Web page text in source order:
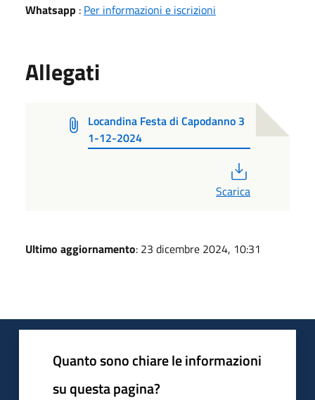
Whatsapp : Per informazioni e iscrizioni
Allegati
Locandina Festa di Capodanno 3
1-12-2024
Scarica
Ultimo aggiornamento: 23 dicembre 2024, 10:31
Quanto sono chiare le informazioni
su questa pagina?